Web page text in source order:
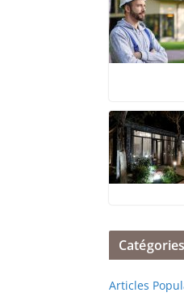
Catégories
Articles